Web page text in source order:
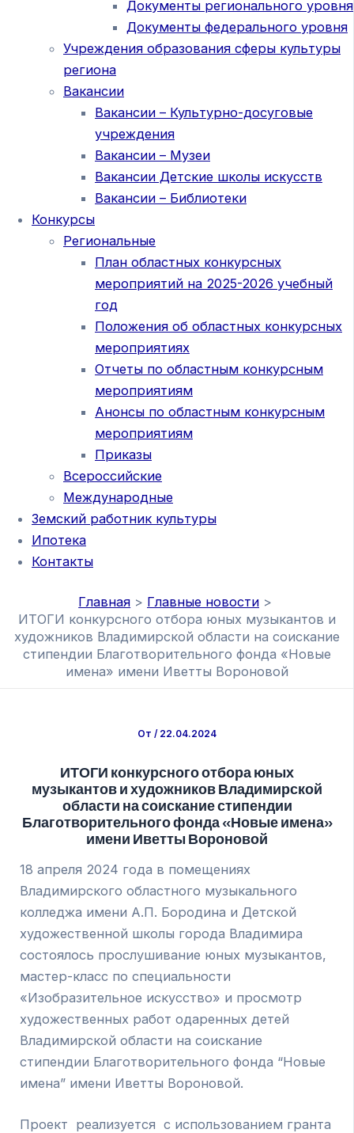
Документы регионального уровня
Документы федерального уровня
Учреждения образования сферы культуры
региона
Вакансии
Вакансии – Культурно-досуговые
учреждения
Вакансии – Музеи
Вакансии Детские школы искусств
Вакансии – Библиотеки
Конкурсы
Региональные
План областных конкурсных
мероприятий на 2025-2026 учебный
год
Положения об областных конкурсных
мероприятиях
Отчеты по областным конкурсным
мероприятиям
Анонсы по областным конкурсным
мероприятиям
Приказы
Всероссийские
Международные
Земский работник культуры
Ипотека
Контакты
Главная
Главные новости
ИТОГИ конкурсного отбора юных музыкантов и
художников Владимирской области на соискание
стипендии Благотворительного фонда «Новые
имена» имени Иветты Вороновой
От / 22.04.2024
ИТОГИ конкурсного отбора юных
музыкантов и художников Владимирской
области на соискание стипендии
Благотворительного фонда «Новые имена»
имени Иветты Вороновой
18 апреля 2024 года в помещениях
Владимирского областного музыкального
колледжа имени А.П. Бородина и Детской
художественной школы города Владимира
состоялось прослушивание юных музыкантов,
мастер-класс по специальности
«Изобразительное искусство» и просмотр
художественных работ одаренных детей
Владимирской области на соискание
стипендии Благотворительного фонда “Новые
имена” имени Иветты Вороновой.
Проект реализуется с использованием гранта